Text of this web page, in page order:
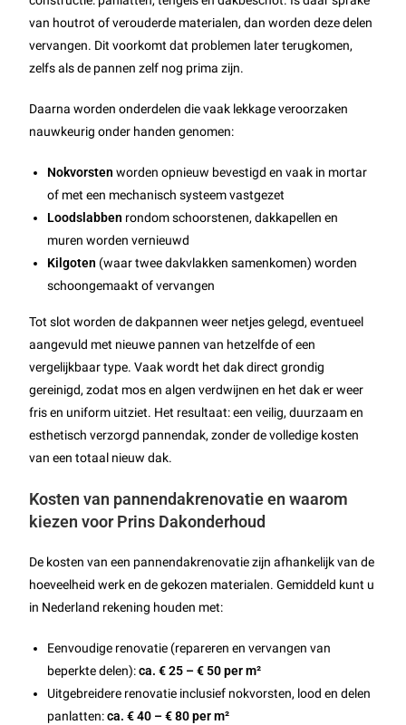
van houtrot of verouderde materialen, dan worden deze delen
vervangen. Dit voorkomt dat problemen later terugkomen,
zelfs als de pannen zelf nog prima zijn.
Daarna worden onderdelen die vaak lekkage veroorzaken
nauwkeurig onder handen genomen:
Nokvorsten worden opnieuw bevestigd en vaak in mortar
of met een mechanisch systeem vastgezet
Loodslabben rondom schoorstenen, dakkapellen en
muren worden vernieuwd
Kilgoten (waar twee dakvlakken samenkomen) worden
schoongemaakt of vervangen
Tot slot worden de dakpannen weer netjes gelegd, eventueel
aangevuld met nieuwe pannen van hetzelfde of een
vergelijkbaar type. Vaak wordt het dak direct grondig
gereinigd, zodat mos en algen verdwijnen en het dak er weer
fris en uniform uitziet. Het resultaat: een veilig, duurzaam en
esthetisch verzorgd pannendak, zonder de volledige kosten
van een totaal nieuw dak.
Kosten van pannendakrenovatie en waarom
kiezen voor Prins Dakonderhoud
De kosten van een pannendakrenovatie zijn afhankelijk van de
hoeveelheid werk en de gekozen materialen. Gemiddeld kunt u
in Nederland rekening houden met:
Eenvoudige renovatie (repareren en vervangen van
beperkte delen):ca. € 25 – € 50 per m²
Uitgebreidere renovatie inclusief nokvorsten, lood en delen
panlatten:ca. € 40 – € 80 per m²